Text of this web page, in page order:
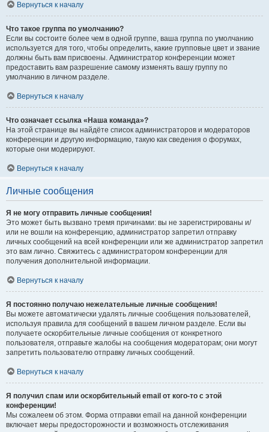
Вернуться к началу
Что такое группа по умолчанию?
Если вы состоите более чем в одной группе, ваша группа по умолчанию
используется для того, чтобы определить, какие групповые цвет и звание
должны быть вам присвоены. Администратор конференции может
предоставить вам разрешение самому изменять вашу группу по
умолчанию в личном разделе.
Вернуться к началу
Что означает ссылка «Наша команда»?
На этой странице вы найдёте список администраторов и модераторов
конференции и другую информацию, такую как сведения о форумах,
которые они модерируют.
Вернуться к началу
Личные сообщения
Я не могу отправить личные сообщения!
Это может быть вызвано тремя причинами: вы не зарегистрированы и/
или не вошли на конференцию, администратор запретил отправку
личных сообщений на всей конференции или же администратор запретил
это вам лично. Свяжитесь с администратором конференции для
получения дополнительной информации.
Вернуться к началу
Я постоянно получаю нежелательные личные сообщения!
Вы можете автоматически удалять личные сообщения пользователей,
используя правила для сообщений в вашем личном разделе. Если вы
получаете оскорбительные личные сообщения от конкретного
пользователя, отправьте жалобы на сообщения модераторам; они могут
запретить пользователю отправку личных сообщений.
Вернуться к началу
Я получил спам или оскорбительный email от кого-то с этой
конференции!
Мы сожалеем об этом. Форма отправки email на данной конференции
включает меры предосторожности и возможность отслеживания